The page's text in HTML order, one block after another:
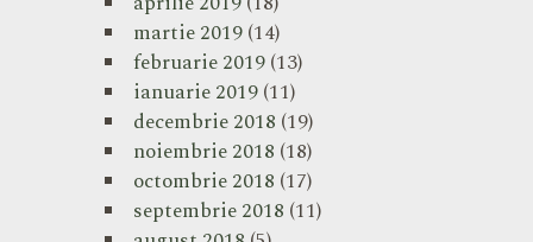
martie 2019(14)
februarie 2019(13)
ianuarie 2019(11)
decembrie 2018 (19)
noiembrie 2018 (18)
octombrie 2018 (17)
septembrie 2018 (11)